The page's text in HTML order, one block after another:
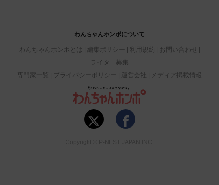
わんちゃんホンポについて
わんちゃんホンポとは 編集ポリシー 利用規約
お問い合わせ
ライター募集
専門家一覧
プライバシーポリシー 運営会社 メディア掲載情報